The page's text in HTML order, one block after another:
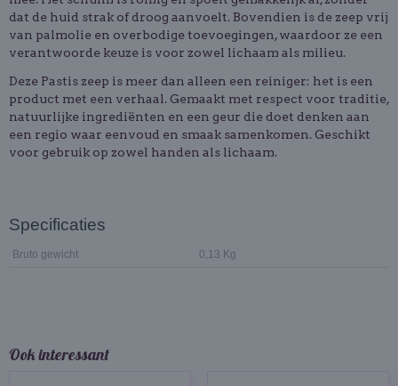
dat de huid strak of droog aanvoelt. Bovendien is de zeep vrij
van palmolie en overbodige toevoegingen, waardoor ze een
verantwoorde keuze is voor zowel lichaam als milieu.
Deze Pastis zeep is meer dan alleen een reiniger: het is een
product met een verhaal. Gemaakt met respect voor traditie,
natuurlijke ingrediënten en een geur die doet denken aan
een regio waar eenvoud en smaak samenkomen. Geschikt
voor gebruik op zowel handen als lichaam.
Specificaties
Bruto gewicht 0,13 Kg
Ook interessant